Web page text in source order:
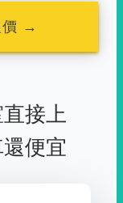
價 →
直接上
便宜